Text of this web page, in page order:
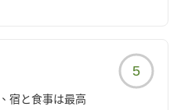
5
宿と食事は最高